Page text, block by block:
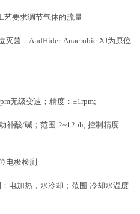
要求调节气体的流量
菌，AndHider-Anaerobic-XJ为原位
无级变速；精度：±1rpm;
补酸/碱；范围:2~12ph; 控制精度:
电极检测
电加热，水冷却；范围:冷却水温度